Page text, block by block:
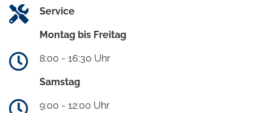
Service
Montag bis Freitag
8:00 - 16:30 Uhr
Samstag
9:00 - 12:00 Uhr